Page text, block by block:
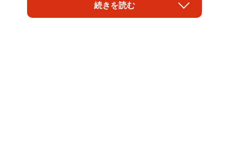
「時事ネタを盛り込むとは天才！」
続きを読む